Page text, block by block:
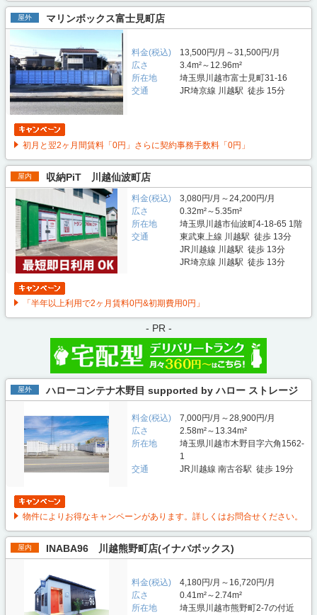
屋外 マリンボックス富士見町店
料金(税込)
13,500円/月～31,500円/月
広さ
3.4m²～12.96m²
所在地
埼玉県川越市富士見町31-16
交通
JR埼京線 川越駅 徒歩 15分
初月と翌2ヶ月間賃料「0円」さらに契約事務手数料「0円」
屋内 収納PiT 川越仙波町店
料金(税込)
3,080円/月～24,200円/月
広さ
0.32m²～5.35m²
所在地
埼玉県川越市仙波町4-18-65 1階
交通
東武東上線 川越駅 徒歩 13分
JR川越線 川越駅 徒歩 13分
JR埼京線 川越駅 徒歩 13分
「半年以上利用で2ヶ月賃料0円&初期費用0円」
- PR -
屋外 ハローコンテナ木野目 supported by ハロー ストレージ
料金(税込)
7,000円/月～28,900円/月
広さ
2.58m²～13.34m²
所在地
埼玉県川越市木野目字六角1562-
1
交通
JR川越線 南古谷駅 徒歩 19分
物件によりお得なキャンペーンがあります。詳しくはお問合せください。
屋内 INABA96 川越熊野町店(イナバボックス)
料金(税込)
4,180円/月～16,720円/月
広さ
0.41m²～2.74m²
所在地
埼玉県川越市熊野町2-7の付近